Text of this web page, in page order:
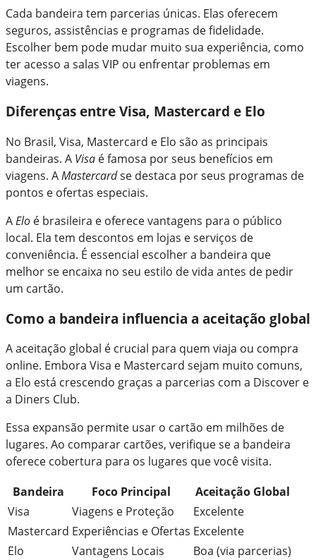
Cada bandeira tem parcerias únicas. Elas oferecem
seguros, assistências e programas de fidelidade.
Escolher bem pode mudar muito sua experiência, como
ter acesso a salas VIP ou enfrentar problemas em
viagens.
Diferenças entre Visa, Mastercard e Elo
No Brasil, Visa, Mastercard e Elo são as principais
bandeiras. A Visa é famosa por seus benefícios em
viagens. AMastercardse destaca por seus programas de
pontos e ofertas especiais.
AElo é brasileira e oferece vantagens para o público
local. Ela tem descontos em lojas e serviços de
conveniência. É essencial escolher a bandeira que
melhor se encaixa no seu estilo de vida antes de pedir
um cartão.
Como a bandeira influencia a aceitação global
A aceitação global é crucial para quem viaja ou compra
online. Embora Visa e Mastercard sejam muito comuns,
a Elo está crescendo graças a parcerias com a Discover e
a Diners Club.
Essa expansão permite usar o cartão em milhões de
lugares. Ao comparar cartões, verifique se a bandeira
oferece cobertura para os lugares que você visita.
Bandeira
Foco Principal
Aceitação Global
Visa
Viagens e Proteção
Excelente
Mastercard Experiências e Ofertas Excelente
Elo
Vantagens Locais Boa (via parcerias)